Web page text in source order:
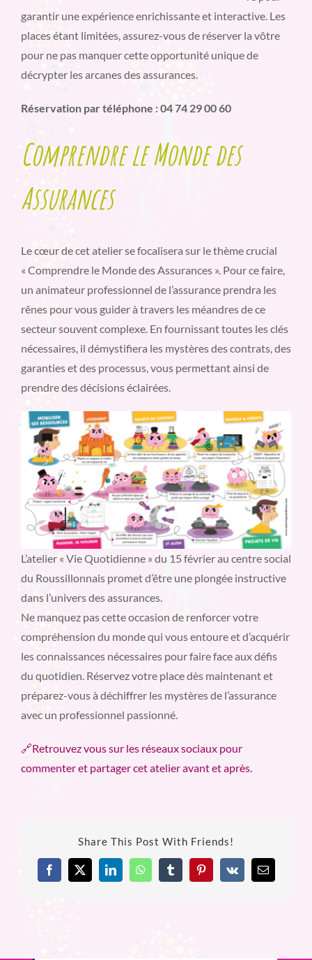
garantir une expérience enrichissante et interactive. Les
places étant limitées, assurez-vous de réserver la vôtre
pour ne pas manquer cette opportunité unique de
décrypter les arcanes des assurances.
Réservation par téléphone : 04 74 29 00 60
Comprendre le Monde des
Assurances
Le cœur de cet atelier se focalisera sur le thème crucial
« Comprendre le Monde des Assurances ». Pour ce faire,
un animateur professionnel de l’assurance prendra les
rênes pour vous guider à travers les méandres de ce
secteur souvent complexe. En fournissant toutes les clés
nécessaires, il démystifiera les mystères des contrats, des
garanties et des processus, vous permettant ainsi de
prendre des décisions éclairées.
L’atelier « Vie Quotidienne » du 15 février au centre social
du Roussillonnais promet d’être une plongée instructive
dans l’univers des assurances.
Ne manquez pas cette occasion de renforcer votre
compréhension du monde qui vous entoure et d’acquérir
les connaissances nécessaires pour faire face aux défis
du quotidien. Réservez votre place dès maintenant et
préparez-vous à déchiffrer les mystères de l’assurance
avec un professionnel passionné.
🔗Retrouvez vous sur les réseaux sociaux pour
commenter et partager cet atelier avant et après.
Share This Post With Friends!
Facebook
X LinkedInWhatsAppTumblrPinterest
Vk Email